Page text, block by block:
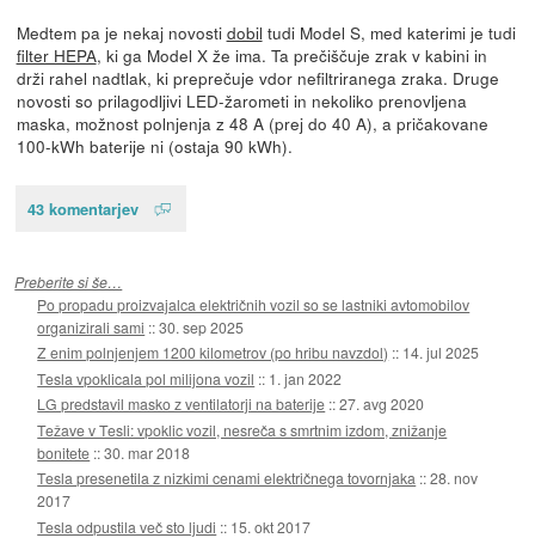
Medtem pa je nekaj novosti dobil tudi Model S, med katerimi je tudi
filter HEPA, ki ga Model X že ima. Ta prečiščuje zrak v kabini in
drži rahel nadtlak, ki preprečuje vdor nefiltriranega zraka. Druge
novosti so prilagodljivi LED-žarometi in nekoliko prenovljena
maska, možnost polnjenja z 48 A (prej do 40 A), a pričakovane
100-kWh baterije ni (ostaja 90 kWh).
43 komentarjev
Preberite si še…
Po propadu proizvajalca električnih vozil so se lastniki avtomobilov
organizirali sami ::30. sep 2025
Z enim polnjenjem 1200 kilometrov (po hribu navzdol) :: 14. jul 2025
Tesla vpoklicala pol milijona vozil :: 1. jan 2022
LG predstavil masko z ventilatorji na baterije ::27. avg 2020
Težave v Tesli: vpoklic vozil, nesreča s smrtnim izdom, znižanje
bonitete ::30. mar 2018
Tesla presenetila z nizkimi cenami električnega tovornjaka ::28. nov
2017
Tesla odpustila več sto ljudi :: 15. okt 2017